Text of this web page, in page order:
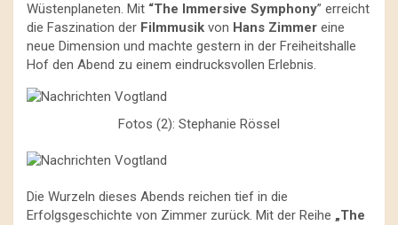
Wüstenplaneten. Mit “The Immersive Symphony” erreicht
die Faszination der Filmmusik von Hans Zimmer eine
neue Dimension und machte gestern in der Freiheitshalle
Hof den Abend zu einem eindrucksvollen Erlebnis.
Fotos (2): Stephanie Rössel
Die Wurzeln dieses Abends reichen tief in die
Erfolgsgeschichte von Zimmer zurück. Mit der Reihe „The